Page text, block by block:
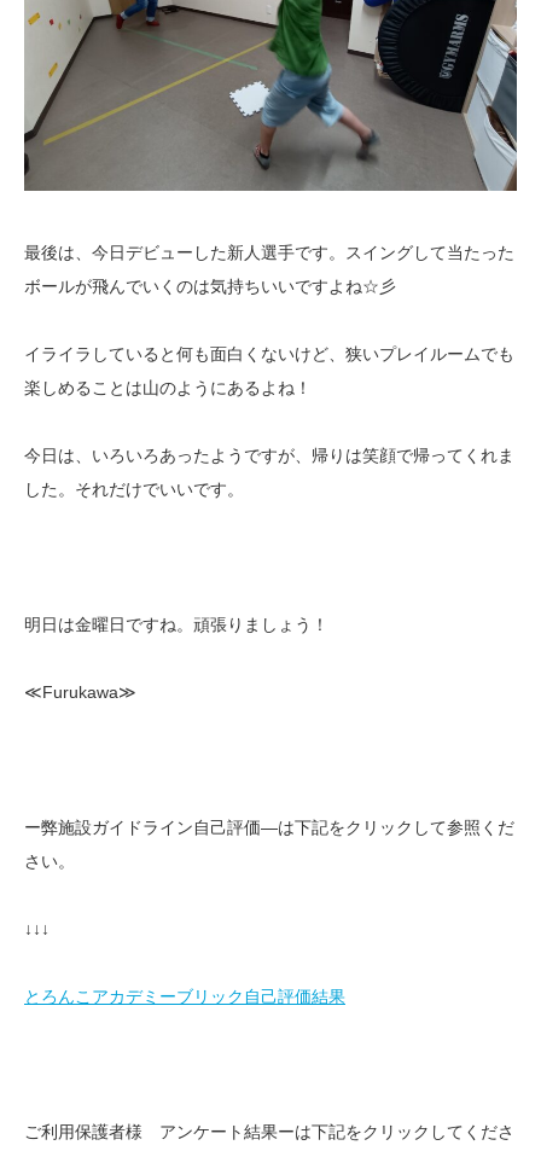
最後は、今日デビューした新人選手です。スイングして当たった
ボールが飛んでいくのは気持ちいいですよね☆彡
イライラしていると何も面白くないけど、狭いプレイルームでも
楽しめることは山のようにあるよね！
今日は、いろいろあったようですが、帰りは笑顔で帰ってくれま
した。それだけでいいです。
明日は金曜日ですね。頑張りましょう！
≪Furukawa≫
ー弊施設ガイドライン自己評価—は下記をクリックして参照くだ
さい。
↓↓↓
とろんこアカデミーブリック自己評価結果
ご利用保護者様 アンケート結果ーは下記をクリックしてくださ